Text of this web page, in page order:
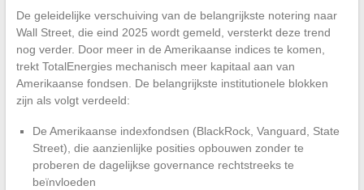
De geleidelijke verschuiving van de belangrijkste notering naar
Wall Street, die eind 2025 wordt gemeld, versterkt deze trend
nog verder. Door meer in de Amerikaanse indices te komen,
trekt TotalEnergies mechanisch meer kapitaal aan van
Amerikaanse fondsen. De belangrijkste institutionele blokken
zijn als volgt verdeeld:
De Amerikaanse indexfondsen (BlackRock, Vanguard, State
Street), die aanzienlijke posities opbouwen zonder te
proberen de dagelijkse governance rechtstreeks te
beïnvloeden